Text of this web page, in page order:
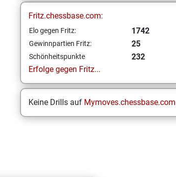
Fritz.chessbase.com:
Elo gegen Fritz: 1742
Gewinnpartien Fritz: 25
Schönheitspunkte
232
Erfolge gegen Fritz...
Keine Drills auf Mymoves.chessbase.com